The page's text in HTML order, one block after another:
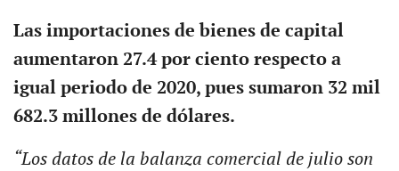
Las importaciones de bienes de capital
aumentaron 27.4 por ciento respecto a
igual periodo de 2020, pues sumaron 32 mil
682.3 millones de dólares.
“Los datos de la balanza comercial de julio son